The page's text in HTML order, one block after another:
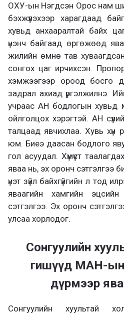
ОХУ-ын Нэгдсэн Орос нам
бэхжүүлэхээр харагдаад
хувьд анхааралтай байх
үнэнч байгаад өргөжөөд
жилийн өмнө тав
сонгох цаг ирчихсэн.
хэмжээгээр ороод босго
задрал ахиад үргэлжилнэ.
учраас АН бодлогын хувьд
ойлголцох хэрэгтэй. АН
талцаад явчихлаа. Хувь хүн
юм. Биеэ даасан бодлого
гол асуудал. Хүмүүст
яваа нь, эх оронч сэтгэлгээ
үнэт зүйл байхгүйгийн л тод
яваагийн хамгийн
сэтгэлгээ. Эх оронч
улсаа хорлодог.
Сонгуулийн
гишүүд МАН-
дүрмээр
Сонгуулийн хуультай